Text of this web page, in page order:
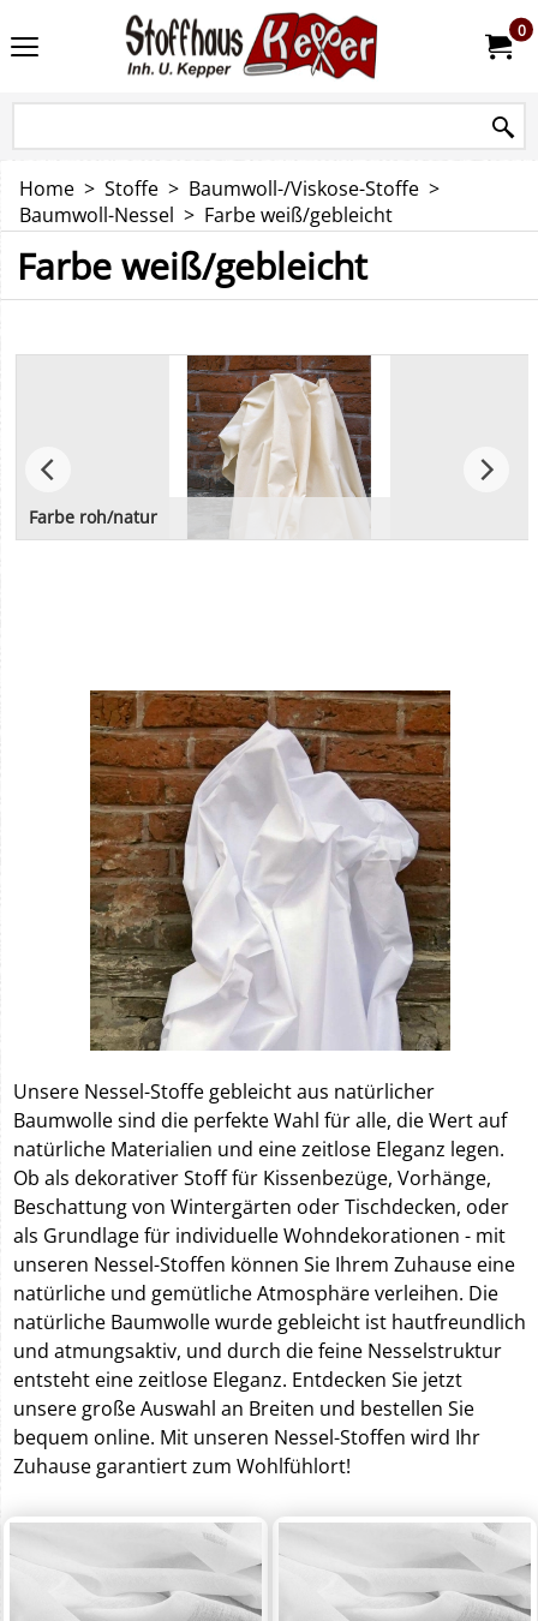
0
Home > Stoffe > Baumwoll-/Viskose-Stoffe >
Baumwoll-Nessel > Farbe weiß/gebleicht
Farbe weiß/gebleicht
Farbe roh/natur
Unsere Nessel-Stoffe gebleicht aus natürlicher
Baumwolle sind die perfekte Wahl für alle, die Wert auf
natürliche Materialien und eine zeitlose Eleganz legen.
Ob als dekorativer Stoff für Kissenbezüge, Vorhänge,
Beschattung von Wintergärten oder Tischdecken, oder
als Grundlage für individuelle Wohndekorationen - mit
unseren Nessel-Stoffen können Sie Ihrem Zuhause eine
natürliche und gemütliche Atmosphäre verleihen. Die
natürliche Baumwolle wurde gebleicht ist hautfreundlich
und atmungsaktiv, und durch die feine Nesselstruktur
entsteht eine zeitlose Eleganz. Entdecken Sie jetzt
unsere große Auswahl an Breiten und bestellen Sie
bequem online. Mit unseren Nessel-Stoffen wird Ihr
Zuhause garantiert zum Wohlfühlort!